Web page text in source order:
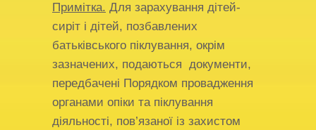
Примітка. Для зарахування дітей-
сиріт і дітей, позбавлених
батьківського піклування, окрім
зазначених, подаються документи,
передбачені Порядком провадження
органами опіки та піклування
діяльності, пов’язаної із захистом